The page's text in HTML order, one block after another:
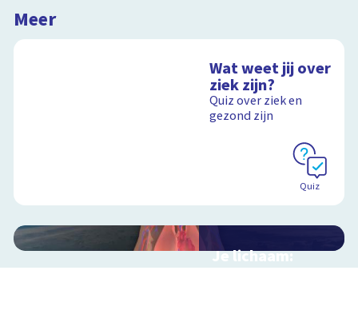
Meer
Wat weet jij over
ziek zijn?
Quiz over ziek en
gezond zijn
Quiz
Je lichaam:
organen